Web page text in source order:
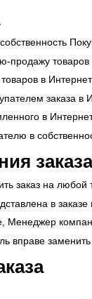
продажу
в
заказа в
в
в
заказа
заказ на
в заказе
Менеджер
вправе